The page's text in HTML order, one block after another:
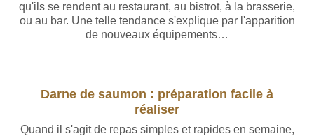
qu'ils se rendent au restaurant, au bistrot, à la brasserie,
ou au bar. Une telle tendance s'explique par l'apparition
de nouveaux équipements…
Darne de saumon : préparation facile à
réaliser
Quand il s'agit de repas simples et rapides en semaine,